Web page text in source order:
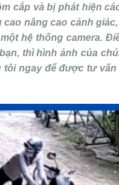
cắp và bị phát hiện
nâng cao cảnh
hệ thống camera.
thì hình ảnh của
tôi ngay để được tư